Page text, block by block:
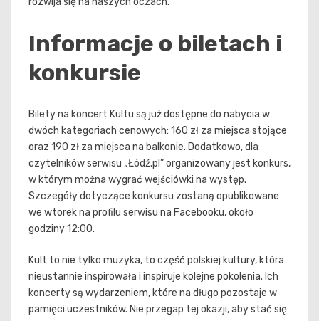
Informacje o biletach i
konkursie
Bilety na koncert Kultu są już dostępne do nabycia w
dwóch kategoriach cenowych: 160 zł za miejsca stojące
oraz 190 zł za miejsca na balkonie. Dodatkowo, dla
czytelników serwisu „Łódź.pl” organizowany jest konkurs,
w którym można wygrać wejściówki na występ.
Szczegóły dotyczące konkursu zostaną opublikowane
we wtorek na profilu serwisu na Facebooku, około
godziny 12:00.
Kult to nie tylko muzyka, to część polskiej kultury, która
nieustannie inspirowała i inspiruje kolejne pokolenia. Ich
koncerty są wydarzeniem, które na długo pozostaje w
pamięci uczestników. Nie przegap tej okazji, aby stać się